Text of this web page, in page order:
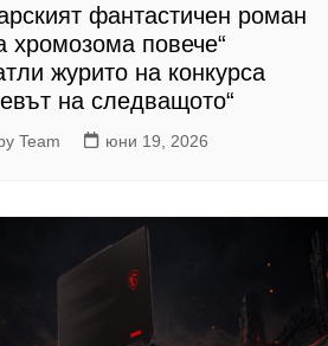
фантастичен роман
хромозома повече“
журито на конкурса
на следващото“
Team юни 19, 2026